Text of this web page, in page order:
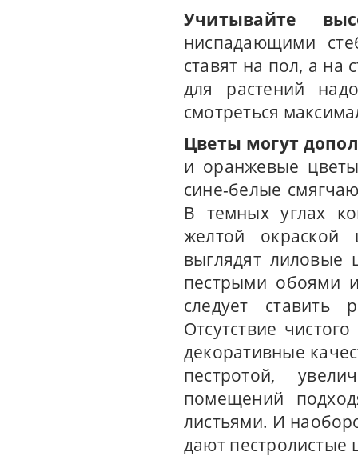
Учитывайте
ниспадающими
ставят на пол, а на
для растений
смотреться
Цветы могут
и оранжевые
сине-белые
В темных углах
желтой
выглядят
пестрыми обоями
следует
Отсутствие
декоративные
пестротой,
помещений
листьями. И
дают пестролистые